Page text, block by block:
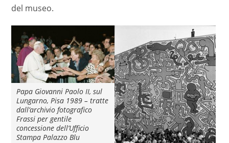
del museo.
Papa Giovanni Paolo II, sul
Lungarno, Pisa 1989 – tratte
dall’archivio fotografico
Frassi per gentile
concessione dell’Ufficio
Stampa Palazzo Blu